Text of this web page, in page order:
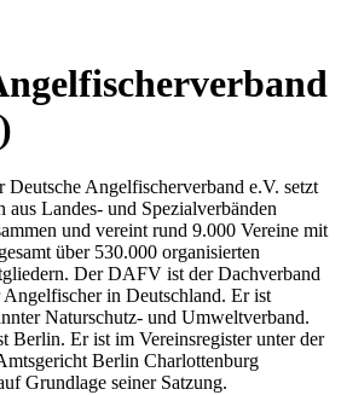
Deutsche Angelfischerverband e.V. setzt
aus Landes- und Spezialverbänden
und vereint rund 9.000 Vereine mit
über 530.000 organisierten
Der DAFV ist der Dachverband
Angelfischer in Deutschland. Er ist
Naturschutz- und Umweltverband.
Berlin. Er ist im Vereinsregister unter der
Berlin Charlottenburg
Grundlage seiner Satzung.